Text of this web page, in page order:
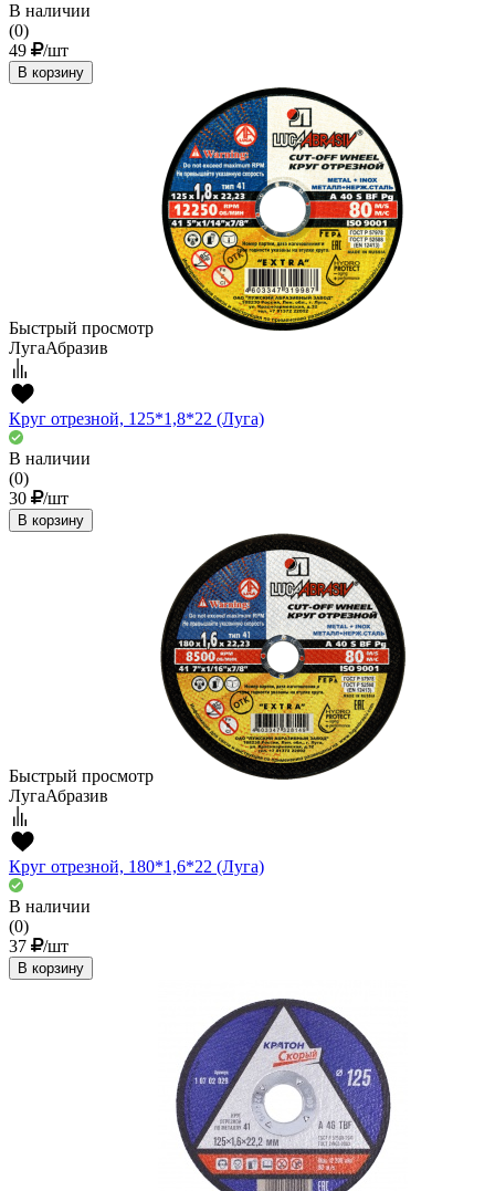
В наличии
(0)
49
/шт
В корзину
Быстрый просмотр
ЛугаАбразив
Круг отрезной, 125*1,8*22 (Луга)
В наличии
(0)
30
/шт
В корзину
Быстрый просмотр
ЛугаАбразив
Круг отрезной, 180*1,6*22 (Луга)
В наличии
(0)
37
/шт
В корзину